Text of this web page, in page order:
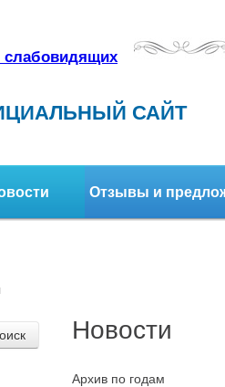
слабовидящих
САЙТ
Отзывы и
Новости
Архив по годам